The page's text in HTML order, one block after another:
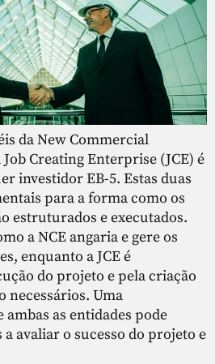
da New Commercial
Creating Enterprise (JCE) é
investidor EB-5. Estas duas
para a forma como os
estruturados e executados.
a NCE angaria e gere os
enquanto a JCE é
do projeto e pela criação
necessários. Uma
as entidades pode
avaliar o sucesso do projeto e